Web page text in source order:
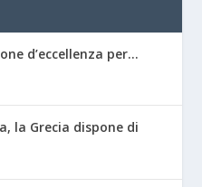
d’eccellenza per...
la Grecia dispone di